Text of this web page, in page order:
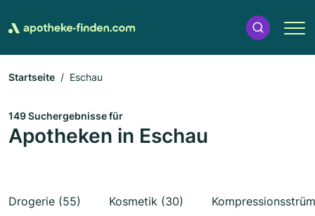
Startseite Eschau
149 Suchergebnisse für
Apotheken in Eschau
Drogerie (55) Kosmetik (30)